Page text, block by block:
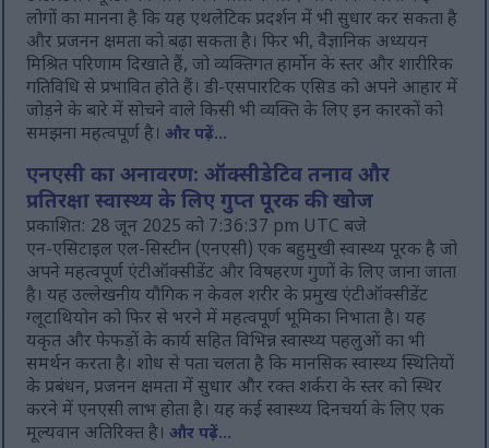
लोगों का मानना है कि यह एथलेटिक प्रदर्शन में भी सुधार कर सकता है
और प्रजनन क्षमता को बढ़ा सकता है। फिर भी, वैज्ञानिक अध्ययन
मिश्रित परिणाम दिखाते हैं, जो व्यक्तिगत हार्मोन के स्तर और शारीरिक
गतिविधि से प्रभावित होते हैं। डी-एसपारटिक एसिड को अपने आहार में
जोड़ने के बारे में सोचने वाले किसी भी व्यक्ति के लिए इन कारकों को
समझना महत्वपूर्ण है।और पढ़ें...
एनएसी का अनावरण: ऑक्सीडेटिव तनाव और
प्रतिरक्षा स्वास्थ्य के लिए गुप्त पूरक की खोज
प्रकाशित: 28 जून 2025 को 7:36:37 pm UTC बजे
एन-एसिटाइल एल-सिस्टीन (एनएसी) एक बहुमुखी स्वास्थ्य पूरक है जो
अपने महत्वपूर्ण एंटीऑक्सीडेंट और विषहरण गुणों के लिए जाना जाता
है। यह उल्लेखनीय यौगिक न केवल शरीर के प्रमुख एंटीऑक्सीडेंट
ग्लूटाथियोन को फिर से भरने में महत्वपूर्ण भूमिका निभाता है। यह
यकृत और फेफड़ों के कार्य सहित विभिन्न स्वास्थ्य पहलुओं का भी
समर्थन करता है। शोध से पता चलता है कि मानसिक स्वास्थ्य स्थितियों
के प्रबंधन, प्रजनन क्षमता में सुधार और रक्त शर्करा के स्तर को स्थिर
करने में एनएसी लाभ होता है। यह कई स्वास्थ्य दिनचर्या के लिए एक
मूल्यवान अतिरिक्त है।और पढ़ें...